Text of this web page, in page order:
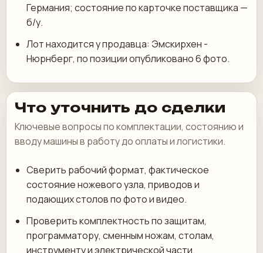
Германия; состояние по карточке поставщика —
б/у.
Лот находится у продавца: Эмскирхен -
Нюрнберг, по позиции опубликовано 6 фото.
Что уточнить до сделки
Ключевые вопросы по комплектации, состоянию и
вводу машины в работу до оплаты и логистики.
Сверить рабочий формат, фактическое
состояние ножевого узла, приводов и
подающих столов по фото и видео.
Проверить комплектность по защитам,
программатору, сменным ножам, столам,
инструменту и электрической части.